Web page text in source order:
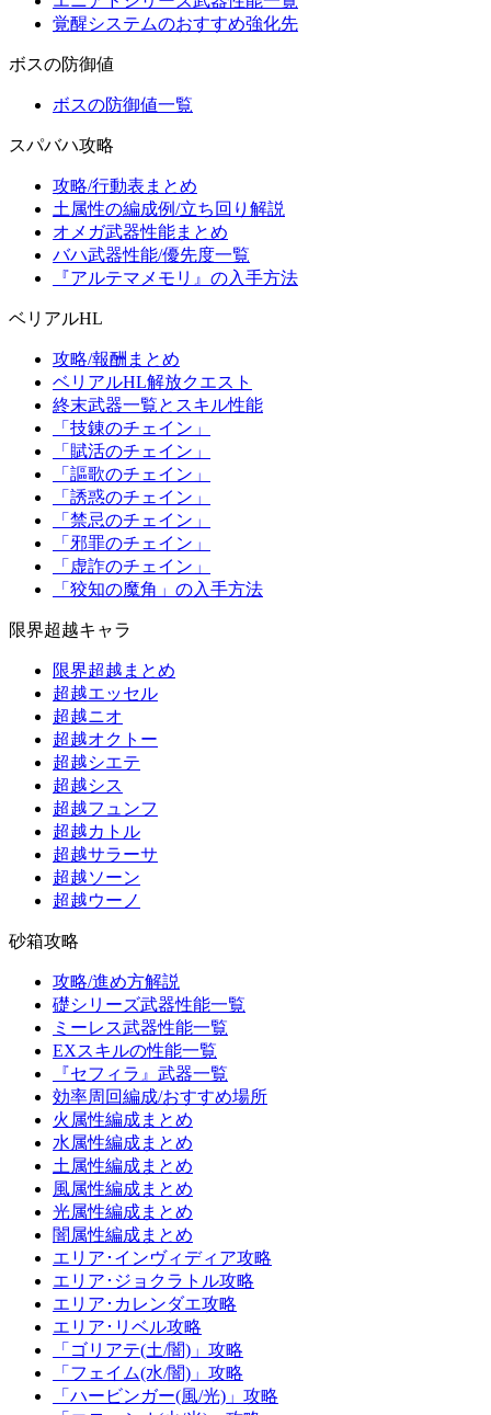
覚醒システムのおすすめ強化先
ボスの防御値
ボスの防御値一覧
スパバハ攻略
攻略/行動表まとめ
土属性の編成例/立ち回り解説
オメガ武器性能まとめ
バハ武器性能/優先度一覧
『アルテマメモリ』の入手方法
ベリアルHL
攻略/報酬まとめ
ベリアルHL解放クエスト
終末武器一覧とスキル性能
「技錬のチェイン」
「賦活のチェイン」
「謳歌のチェイン」
「誘惑のチェイン」
「禁忌のチェイン」
「邪罪のチェイン」
「虚詐のチェイン」
「狡知の魔角」の入手方法
限界超越キャラ
限界超越まとめ
超越エッセル
超越ニオ
超越オクトー
超越シエテ
超越シス
超越フュンフ
超越カトル
超越サラーサ
超越ソーン
超越ウーノ
砂箱攻略
攻略/進め方解説
礎シリーズ武器性能一覧
ミーレス武器性能一覧
EXスキルの性能一覧
『セフィラ』武器一覧
効率周回編成/おすすめ場所
火属性編成まとめ
水属性編成まとめ
土属性編成まとめ
風属性編成まとめ
光属性編成まとめ
闇属性編成まとめ
エリア･インヴィディア攻略
エリア･ジョクラトル攻略
エリア･カレンダエ攻略
エリア･リベル攻略
「ゴリアテ(土/闇)」攻略
「フェイム(水/闇)」攻略
「ハービンガー(風/光)」攻略